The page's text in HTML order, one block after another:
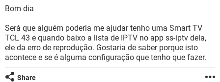
INSTAGRAM
OUTLOOK
INSTAGRAM GMAIL
GUIA DE COMPRAS
JOGOS
OUTLOOK EXCEL
INSTAGRAM GMAIL
GUIA DE COMPRAS
Bom dia
Será que alguém poderia me ajudar tenho uma Smart TV
TCL 43 e quando baixo a lista de IPTV no app ss-iptv dela,
ele da erro de reprodução. Gostaria de saber porque isto
acontece e se é alguma configuração que tenho que fazer.
Share